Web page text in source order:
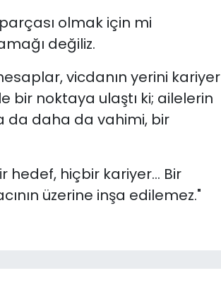
olmak için mi
değiliz.
vicdanın yerini kariyer
bir noktaya ulaştı ki; ailelerin
da daha da vahimi, bir
hedef, hiçbir kariyer… Bir
üzerine inşa edilemez."